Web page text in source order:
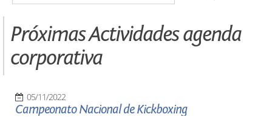
Próximas Actividades agenda
corporativa
05/11/2022
Campeonato Nacional de Kickboxing